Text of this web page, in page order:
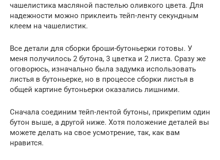
чашелистика масляной пастелью оливкого цвета. Для
надежности можно приклеить тейп-ленту секундным
клеем на чашелистик.
Все детали для сборки броши-бутоньерки готовы. У
меня получилось 2 бутона, 3 цветка и 2 листа. Сразу же
оговорюсь, изначально была задумка использовать
листья в бутоньерке, но в процессе сборки листья в
общей картине бутоньерки оказались лишними.
Сначала соединим тейп-лентой бутоны, прикрепим один
бутон выше, а другой ниже. Хотя положение деталей вы
можете делать на свое усмотрение, так, как вам
нравится.